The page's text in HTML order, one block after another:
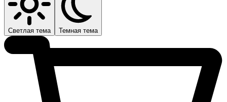
Светлая тема Темная тема